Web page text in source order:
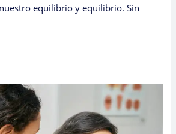
equilibrio y equilibrio. Sin